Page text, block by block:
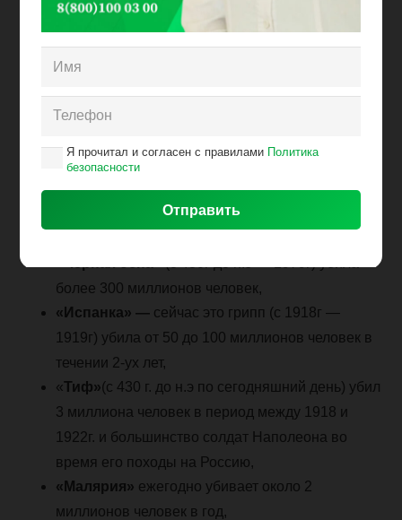
безопасным и экономичным средством контроля и
заболеваний.
заболеваний, косивших тысячи, сотни тысяч,
новой истории вспомнить:
Чума, названной «Черной смертью»и
унесшая в 15 веке более 25 миллионов людей
более 300 миллионов человек,
«Испанка» — сейчас это грипп (с 1918г —
1919г) убила от 50 до 100 миллионов человек в
течении 2-ух лет,
«Тиф»(с 430 г. до н.э по сегодняшний день) убил
3 миллиона человек в период между 1918 и
1922г. и большинство солдат Наполеона во
время его походы на Россию,
«Малярия» ежегодно убивает около 2
миллионов человек в год,
Я прочитал и согласен с правилами Политика
безопасности